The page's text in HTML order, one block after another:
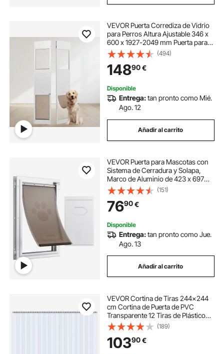
VEVOR Puerta Corrediza de Vidrio
para Perros Altura Ajustable 346 x
600 x 1927-2049 mm Puerta para
Mascotas de Vidrio Templado con
Estructura de Bisagra, Solapa y
Cerradura para Perros de Gran
Tamaño
(494)
14890€
Disponible
Entrega:tan pronto como Mié.
Ago. 12
Añadir al carrito
VEVOR Puerta para Mascotas con
Sistema de Cerradura y Solapa,
Marco de Aluminio de 423 x 697
mm, Puerta para Mascotas para
Instalar en Puertas, Puerta de
Mascotas para Perritos y Gatitos,
Blanca, XL
(151)
7690€
Disponible
Entrega:tan pronto como Jue.
Ago. 13
Añadir al carrito
VEVOR Cortina de Tiras 244x244
cm Cortina de Puerta de PVC
Transparente 12 Tiras de Plástico
Espesor de 2 mm para Puerta de
Cámara Frigorífica, Almacén,
Refrigerador de Supermercado,
Garajes
(189)
10390€